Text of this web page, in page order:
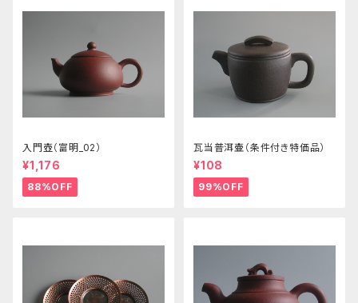
入門壺（富明_02）
¥1,176
88%OFF
瓦当普洱壷（条件付き特価品）
¥108
99%OFF